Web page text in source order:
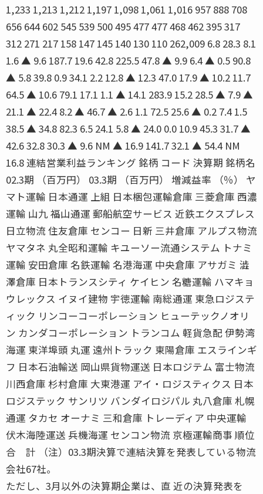
1,233 1,213 1,212 1,197 1,098 1,061 1,016 957 888 708
656 644 602 545 539 500 495 477 477 468 462 395 317
312 271 217 158 147 145 140 130 110 262,009 6.8 28.3 8.1
1.6 ▲ 9.6 187.7 19.6 42.8 225.5 47.8 ▲ 9.9 6.4 ▲ 0.5 90.8
▲ 5.8 39.8 0.9 34.1 2.2 12.8 ▲ 12.3 47.0 17.9 ▲ 10.2 11.7
64.5 ▲ 10.6 79.1 17.1 1.1 ▲ 14.1 283.9 15.2 28.5 ▲ 7.9 ▲
21.1 ▲ 22.4 8.2 ▲ 46.7 ▲ 2.6 1.1 72.5 25.6 ▲ 0.2 7.4 1.5
38.5 ▲ 34.8 82.3 6.5 24.1 5.8 ▲ 24.0 0.0 10.9 45.3 31.7 ▲
42.6 32.8 30.3 ▲ 9.6 NM ▲ 16.9 141.7 32.1 ▲ 54.4 NM
16.8 連結営業利益ランキング 銘柄 コード 決算期 銘柄名
02.3期 （百万円） 03.3期 （百万円） 増減益率 （％） ヤ
マト運輸 日本通運 上組 日本梱包運輸倉庫 三菱倉庫 西濃
運輸 山九 福山通運 郵船航空サービス 近鉄エクスプレス
日立物流 住友倉庫 センコー 日新 三井倉庫 アルプス物流
ヤマタネ 丸全昭和運輸 キユーソー流通システム トナミ
運輸 安田倉庫 名鉄運輸 名港海運 中央倉庫 アサガミ 澁
澤倉庫 日本トランスシティ ケイヒン 名糖運輸 ハマキョ
ウレックス イヌイ建物 宇徳運輸 南総通運 東急ロジステ
ィック リンコーコーポレーション ヒューテックノオリ
ン カンダコーポレーション トランコム 軽貨急配 伊勢湾
海運 東洋埠頭 丸運 遠州トラック 東陽倉庫 エスラインギ
フ 日本石油輸送 岡山県貨物運送 日本ロジテム 富士物流
川西倉庫 杉村倉庫 大東港運 アイ・ロジスティクス 日本
ロジステック サンリツ バンダイロジパル 丸八倉庫 札幌
通運 タカセ オーナミ 三和倉庫 トレーディア 中央運輸
伏木海陸運送 兵機海運 センコン物流 京極運輸商事 順位
合 計 （注）03.3期決算で連結決算を発表している物流
会社67社。
ただし、3月以外の決算期企業は、直 近の決算発表を